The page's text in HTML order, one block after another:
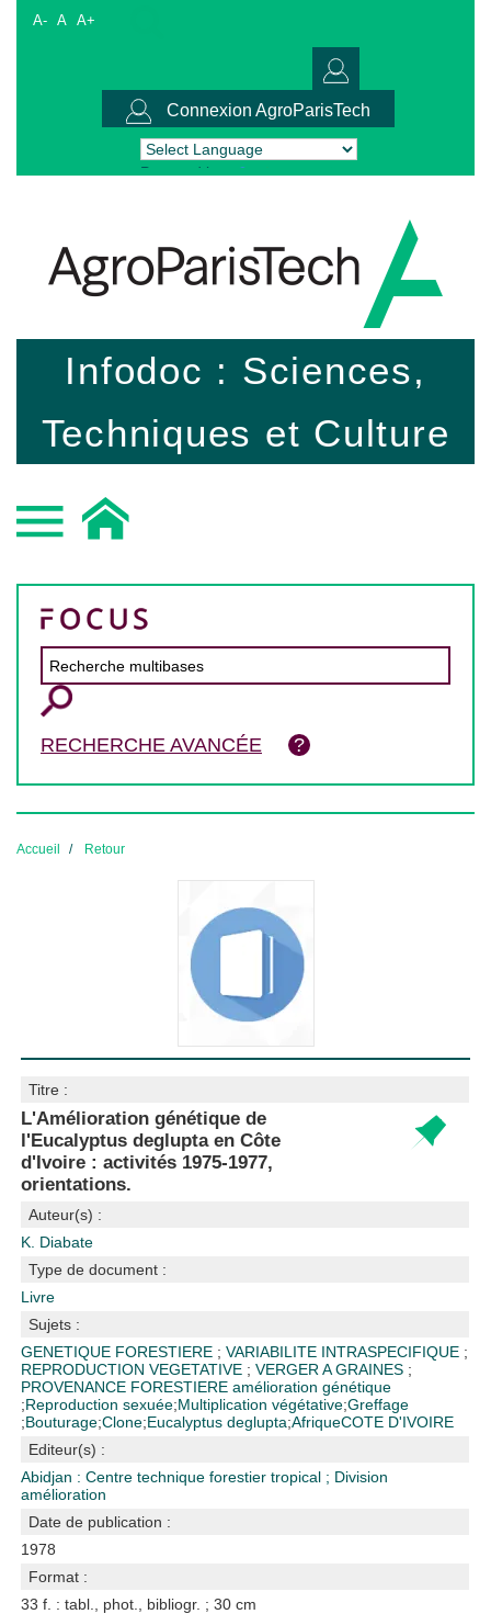
A- A A+
Connexion AgroParisTech
Powered by Translate
Infodoc : Sciences,
Techniques et Culture
RECHERCHE AVANCÉE
Accueil Retour
Titre :
L'Amélioration génétique de
l'Eucalyptus deglupta en Côte
d'Ivoire : activités 1975-1977,
orientations.
Auteur(s) :
K. Diabate
Type de document :
Livre
Sujets :
GENETIQUE FORESTIERE ;VARIABILITE INTRASPECIFIQUE ;
REPRODUCTION VEGETATIVE ;VERGER A GRAINES ;
PROVENANCE FORESTIEREamélioration génétique
;Reproduction sexuée;Multiplication végétative;Greffage
;Bouturage;Clone;Eucalyptus deglupta;AfriqueCOTE D'IVOIRE
Editeur(s) :
Abidjan : Centre technique forestier tropical ; Division
amélioration
Date de publication :
1978
Format :
33 f. : tabl., phot., bibliogr. ; 30 cm